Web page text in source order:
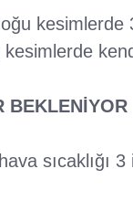
kesimlerde
BEKLENİYOR
sıcaklığı